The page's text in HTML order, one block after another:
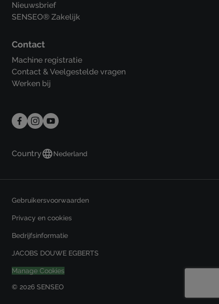
Nieuwsbrief
SENSEO® Zakelijk
Contact
Machine registratie
Contact & Veelgestelde vragen
Werken bij
Country Nederland
Gebruikersvoorwaarden
Privacy en cookies
Bedrijfsinformatie
JACOBS DOUWE EGBERTS
Manage Cookies
© 2026 SENSEO